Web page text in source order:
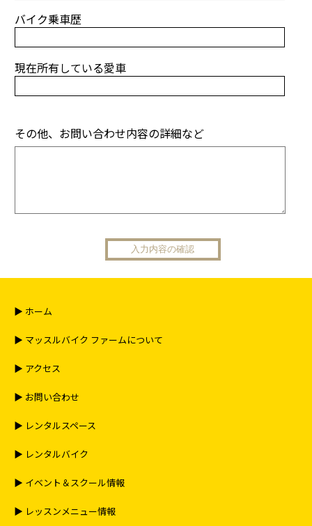
バイク乗車歴
現在所有している愛車
その他、お問い合わせ内容の詳細など
▶︎ ホーム
▶︎ マッスルバイク ファームについて
▶︎ アクセス
▶︎ お問い合わせ
▶︎ レンタルスペース
▶︎ レンタルバイク
▶︎ イベント＆スクール情報
▶︎ レッスンメニュー情報